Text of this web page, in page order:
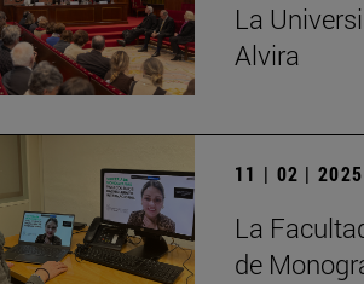
La
Alvira
11 | 02 | 2025
La
de